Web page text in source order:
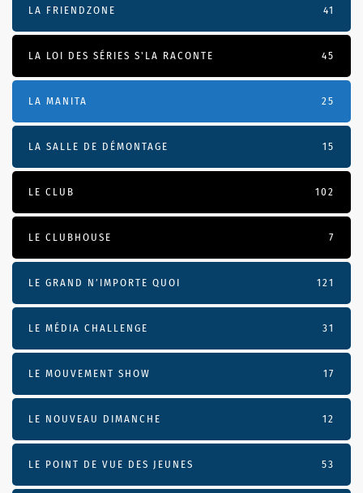
LA FRIENDZONE 41
LA LOI DES SÉRIES S'LA RACONTE 45
LA MANITA 25
LA SALLE DE DÉMONTAGE 15
LE CLUB 102
LE CLUBHOUSE 7
LE GRAND N’IMPORTE QUOI 121
LE MÉDIA CHALLENGE 31
LE MOUVEMENT SHOW 17
LE NOUVEAU DIMANCHE 12
LE POINT DE VUE DES JEUNES 53